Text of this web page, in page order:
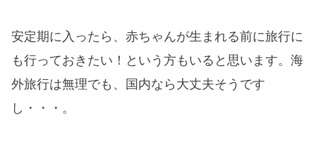
安定期に入ったら、赤ちゃんが生まれる前に旅行に
も行っておきたい！という方もいると思います。海
外旅行は無理でも、国内なら大丈夫そうです
し・・・。